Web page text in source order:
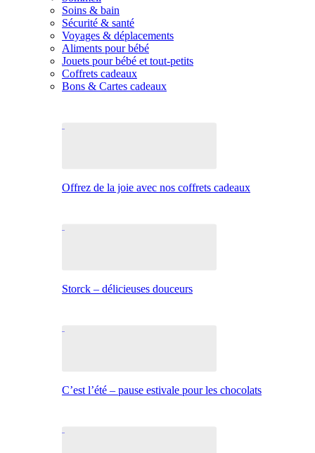
Soins & bain
Sécurité & santé
Voyages & déplacements
Aliments pour bébé
Jouets pour bébé et tout-petits
Coffrets cadeaux
Bons & Cartes cadeaux
Offrez de la joie avec nos coffrets cadeaux
Storck – délicieuses douceurs
C’est l’été – pause estivale pour les chocolats